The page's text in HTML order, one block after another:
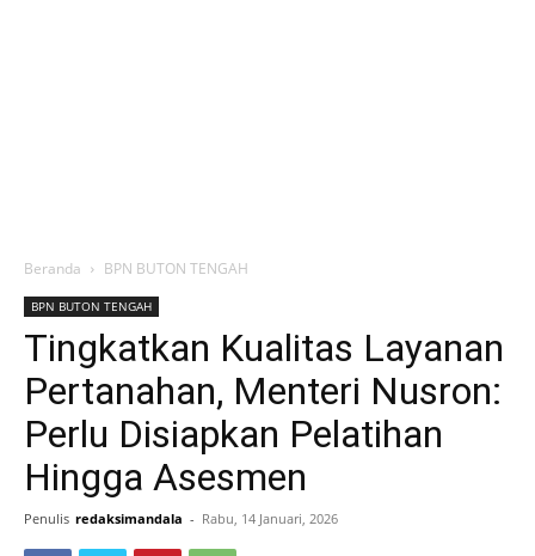
Beranda BPN BUTON TENGAH
BPN BUTON TENGAH
Tingkatkan Kualitas Layanan
Pertanahan, Menteri Nusron:
Perlu Disiapkan Pelatihan
Hingga Asesmen
Penulis redaksimandala - Rabu, 14 Januari, 2026